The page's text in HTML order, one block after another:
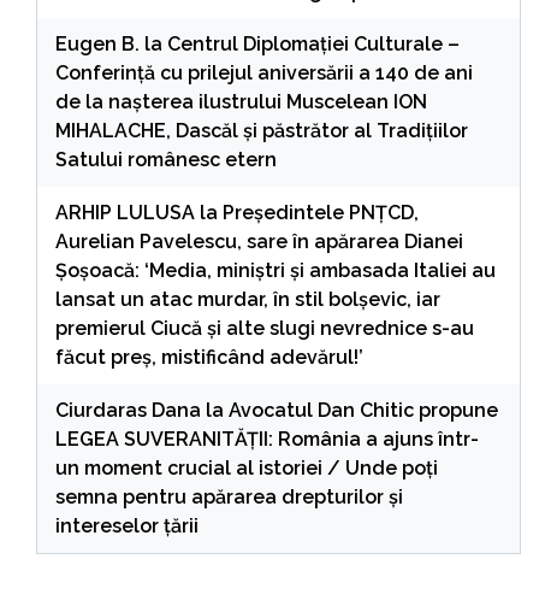
Eugen B. la Centrul Diplomației Culturale –
Conferință cu prilejul aniversării a 140 de ani
de la nașterea ilustrului Muscelean ION
MIHALACHE, Dascăl și păstrător al Tradițiilor
Satului românesc etern
ARHIP LULUSA la Președintele PNȚCD,
Aurelian Pavelescu, sare în apărarea Dianei
Șoșoacă: ‘Media, miniștri și ambasada Italiei au
lansat un atac murdar, în stil bolșevic, iar
premierul Ciucă și alte slugi nevrednice s-au
făcut preș, mistificând adevărul!’
Ciurdaras Dana la Avocatul Dan Chitic propune
LEGEA SUVERANITĂȚII: România a ajuns într-
un moment crucial al istoriei / Unde poți
semna pentru apărarea drepturilor și
intereselor țării